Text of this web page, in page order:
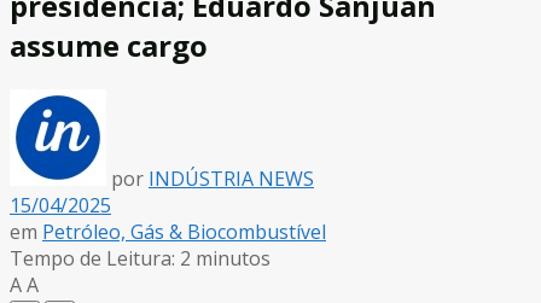
assume cargo
por INDÚSTRIA NEWS
15/04/2025
em Petróleo, Gás & Biocombustível
Tempo de Leitura: 2 minutos
AA